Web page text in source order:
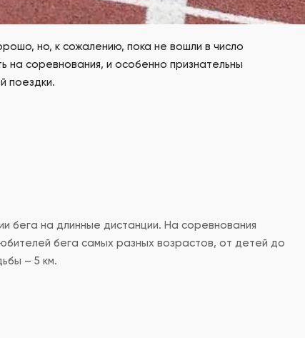
группе 30-39 лет.
но, к сожалению, пока не вошли в число
на соревнования, и особенно признательны
поездки.
бега на длинные дистанции. На соревнования
бега самых разных возрастов, от детей до
– 5 км.